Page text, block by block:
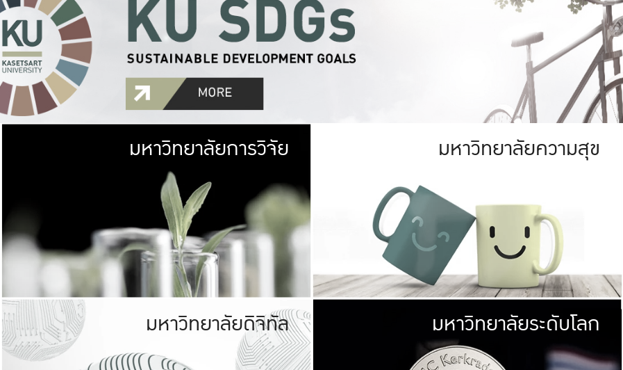
มหาวิทยาลัย
เกษตรศาสตร์ มีพื้นที่เขียวสดใส หนาแน่น
เป็นป่าในเมือง (URBAN FOREST)
เกษตรในเมือง (URBAN AGRICULTURE)
ที่นับรวมกันได้ประมาณ 1,400 ไร่
มหาวิทยาลัยการวิจัย มหาวิทยาลัย
ให้กับประชาชน
มหาวิทยาลัยความสุข
มหาวิทยาลัยรับผิดชอบต่อสังคม
ร่วมมือกับชุมชน เพื่อความกินดีอยู่ดี
มหาวิทยาลัยดิจิทัล มหาวิทยา
พร้อมที่จ
มหาวิทยาลัยระดับโลก